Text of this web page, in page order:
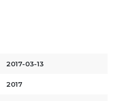
2017-03-13
2017